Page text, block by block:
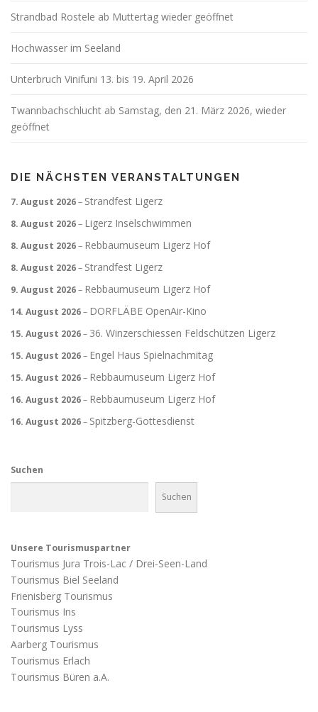
Strandbad Rostele ab Muttertag wieder geöffnet
Hochwasser im Seeland
Unterbruch Vinifuni 13. bis 19. April 2026
Twannbachschlucht ab Samstag, den 21. März 2026, wieder
geöffnet
DIE NÄCHSTEN VERANSTALTUNGEN
7. August 2026– Strandfest Ligerz
8. August 2026– Ligerz Inselschwimmen
8. August 2026– Rebbaumuseum Ligerz Hof
8. August 2026– Strandfest Ligerz
9. August 2026– Rebbaumuseum Ligerz Hof
14. August 2026– DORFLÄBE OpenAir-Kino
15. August 2026– 36. Winzerschiessen Feldschützen Ligerz
15. August 2026– Engel Haus Spielnachmitag
15. August 2026– Rebbaumuseum Ligerz Hof
16. August 2026– Rebbaumuseum Ligerz Hof
16. August 2026– Spitzberg-Gottesdienst
Suchen
Suchen
Unsere Tourismuspartner
Tourismus Jura Trois-Lac / Drei-Seen-Land
Tourismus Biel Seeland
Frienisberg Tourismus
Tourismus Ins
Tourismus Lyss
Aarberg Tourismus
Tourismus Erlach
Tourismus Büren a.A.